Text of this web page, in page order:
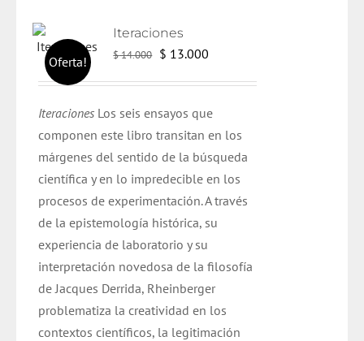
Oferta!
Iteraciones
$14.000 El
era:
$ 14.000.
$ 13.000
es:
$ 13.000.
Iteraciones Los seis ensayos que
componen este libro transitan en los
márgenes del sentido de la búsqueda
científica y en lo impredecible en los
procesos de experimentación. A través
de la epistemología histórica, su
experiencia de laboratorio y su
interpretación novedosa de la filosofía
de Jacques Derrida, Rheinberger
problematiza la creatividad en los
contextos científicos, la legitimación